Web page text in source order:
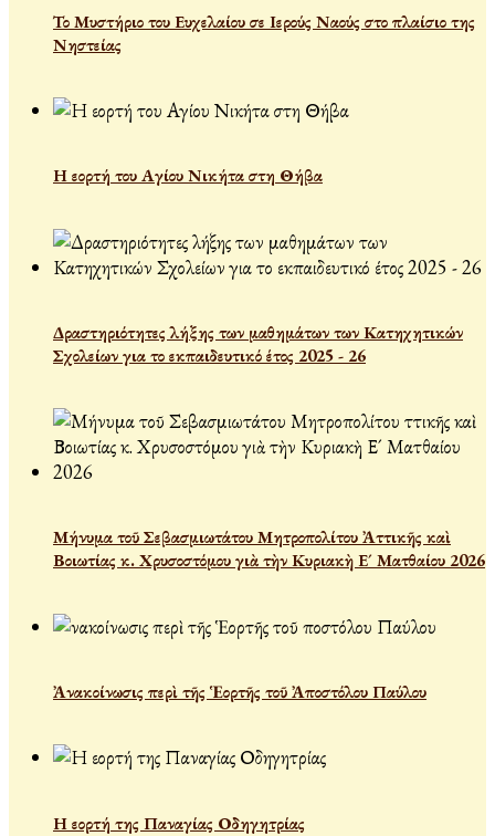
Το Μυστήριο του Ευχελαίου σε Ιερούς Ναούς στο πλαίσιο της
Νηστείας
Η εορτή του Αγίου Νικήτα στη Θήβα
Δραστηριότητες λήξης των μαθημάτων των Κατηχητικών
Σχολείων για το εκπαιδευτικό έτος 2025 - 26
Μήνυμα τοῦ Σεβασμιωτάτου Μητροπολίτου Ἀττικῆς καὶ
Βοιωτίας κ. Χρυσοστόμου γιὰ τὴν Κυριακὴ Ε´ Ματθαίου 2026
Ἀνακοίνωσις περὶ τῆς Ἑορτῆς τοῦ Ἀποστόλου Παύλου
Η εορτή της Παναγίας Οδηγητρίας